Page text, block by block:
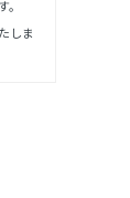
しま